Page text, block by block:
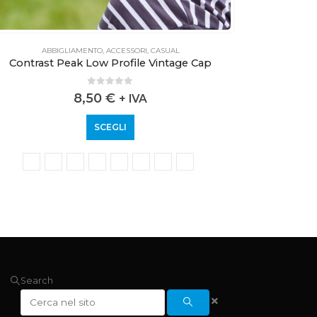
ABBIGLIAMENTO, ACCESSORI, CASUAL
Contrast Peak Low Profile Vintage Cap
8,50 € + IVA
SCEGLI
Search